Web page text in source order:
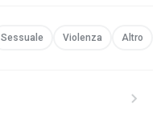
Sessuale Violenza Altro